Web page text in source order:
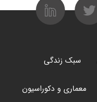
سبک زندگی
معماری و دکوراسیون